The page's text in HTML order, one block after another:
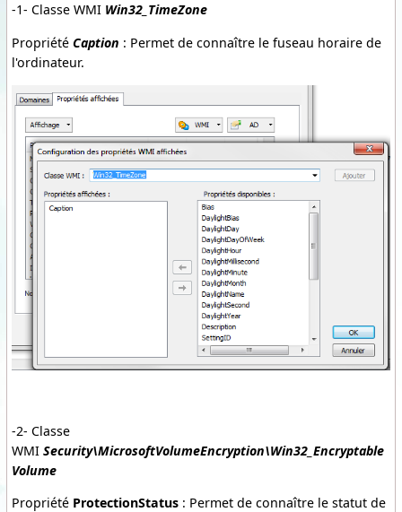
-1- Classe WMI Win32_TimeZone
Propriété Caption : Permet de connaître le fuseau horaire de
l'ordinateur.
-2- Classe
WMI Security\MicrosoftVolumeEncryption\Win32_Encryptable
Volume
Propriété ProtectionStatus : Permet de connaître le statut de